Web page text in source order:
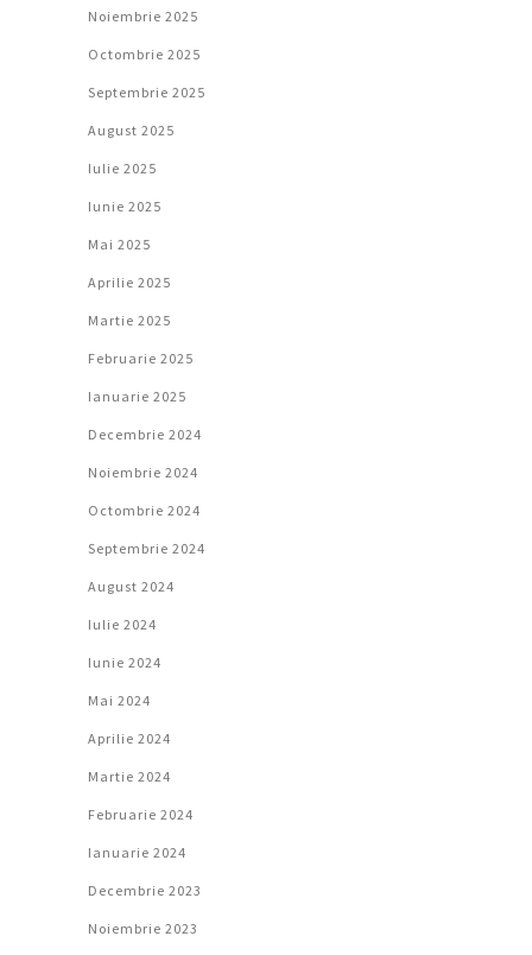
Noiembrie 2025
Octombrie 2025
Septembrie 2025
August 2025
Iulie 2025
Iunie 2025
Mai 2025
Aprilie 2025
Martie 2025
Februarie 2025
Ianuarie 2025
Decembrie 2024
Noiembrie 2024
Octombrie 2024
Septembrie 2024
August 2024
Iulie 2024
Iunie 2024
Mai 2024
Aprilie 2024
Martie 2024
Februarie 2024
Ianuarie 2024
Decembrie 2023
Noiembrie 2023